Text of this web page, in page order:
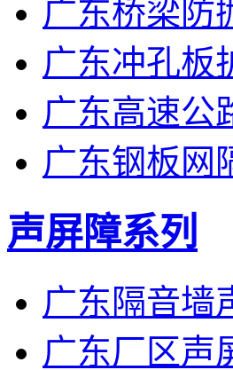
广东桥梁防
广东冲孔板
广东高速公
广东钢板网
声屏障系列
广东隔音墙
广东厂区声